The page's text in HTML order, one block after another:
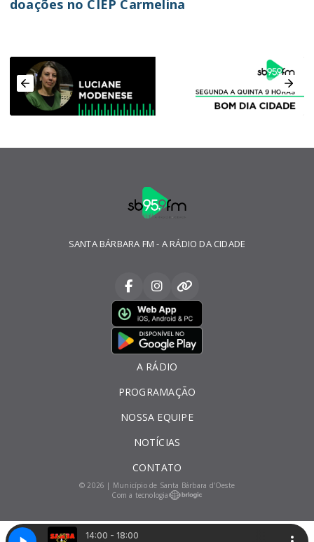
14:00 - 18:00
doações no CIEP Carmelina
SANTA BÁRBARA FM - A RÁDIO DA CIDADE
A RÁDIO
PROGRAMAÇÃO
NOSSA EQUIPE
NOTÍCIAS
CONTATO
© 2026 | Município de Santa Bárbara d'Oeste
Com a tecnologia